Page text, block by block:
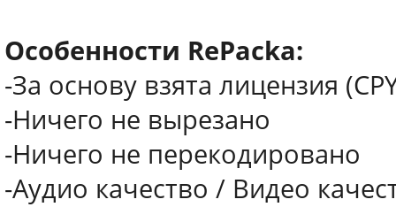
Особенности RePacka:
-За основу взята лицензия
-Ничего не вырезано
-Ничего не перекодировано
-Аудио качество / Видео